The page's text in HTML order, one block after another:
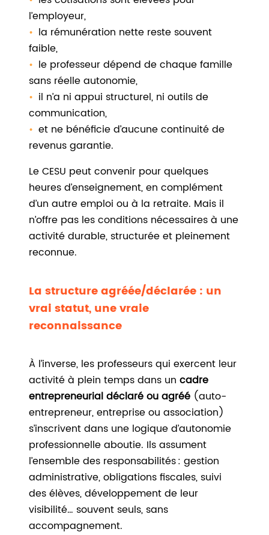
l’employeur,
la rémunération nette reste souvent
faible,
le professeur dépend de chaque famille
sans réelle autonomie,
il n’a ni appui structurel, ni outils de
communication,
et ne bénéficie d’aucune continuité de
revenus garantie.
Le CESU peut convenir pour quelques
heures d’enseignement, en complément
d’un autre emploi ou à la retraite. Mais il
n’offre pas les conditions nécessaires à une
activité durable, structurée et pleinement
reconnue.
La structure agréée/déclarée : un
vrai statut, une vraie
reconnaissance
À l’inverse, les professeurs qui exercent leur
activité à plein temps dans uncadre
entrepreneurial déclaré ou agréé (auto-
entrepreneur, entreprise ou association)
s’inscrivent dans une logique d’autonomie
professionnelle aboutie. Ils assument
l’ensemble des responsabilités : gestion
administrative, obligations fiscales, suivi
des élèves, développement de leur
visibilité… souvent seuls, sans
accompagnement.